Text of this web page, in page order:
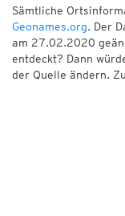
Sämtliche
Geonames.org. Der
am 27.02.2020
entdeckt? Dann
der Quelle ändern.